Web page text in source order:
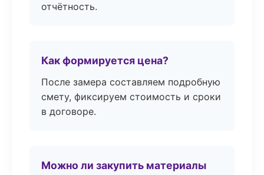
отчётность.
Как формируется цена?
После замера составляем подробную
смету, фиксируем стоимость и сроки
в договоре.
Можно ли закупить материалы